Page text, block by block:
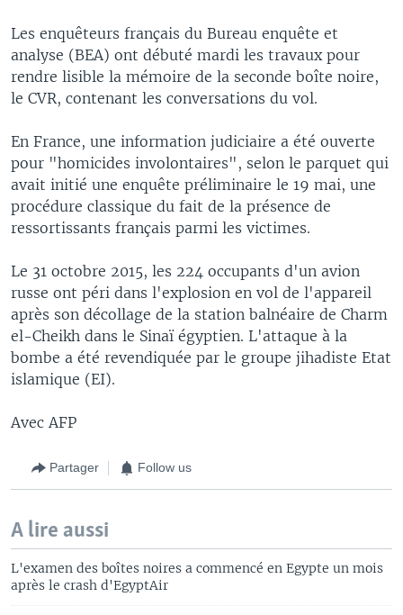
Les enquêteurs français du Bureau enquête et
analyse (BEA) ont débuté mardi les travaux pour
rendre lisible la mémoire de la seconde boîte noire,
le CVR, contenant les conversations du vol.
En France, une information judiciaire a été ouverte
pour "homicides involontaires", selon le parquet qui
avait initié une enquête préliminaire le 19 mai, une
procédure classique du fait de la présence de
ressortissants français parmi les victimes.
Le 31 octobre 2015, les 224 occupants d'un avion
russe ont péri dans l'explosion en vol de l'appareil
après son décollage de la station balnéaire de Charm
el-Cheikh dans le Sinaï égyptien. L'attaque à la
bombe a été revendiquée par le groupe jihadiste Etat
islamique (EI).
Avec AFP
Partager Follow us
A lire aussi
L'examen des boîtes noires a commencé en Egypte un mois
après le crash d'EgyptAir